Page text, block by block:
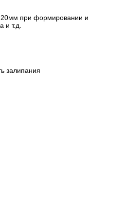
20мм при формировании и
и т.д.
залипания